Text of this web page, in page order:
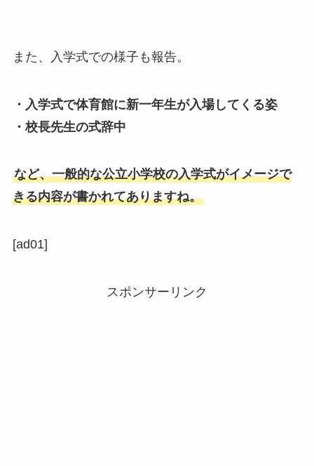
また、入学式での様子も報告。
・入学式で体育館に新一年生が入場してくる姿
・校長先生の式辞中
など、一般的な公立小学校の入学式がイメージで
きる内容が書かれてありますね。
[ad01]
スポンサーリンク